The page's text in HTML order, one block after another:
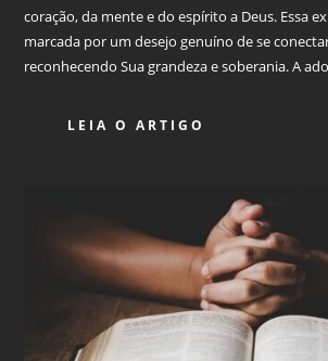
coração, da mente e do espírito a Deus. Essa
marcada por um desejo genuíno de se
reconhecendo Sua grandeza e soberania. A
LEIA O ARTIGO